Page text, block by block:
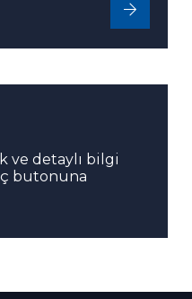
ve detaylı bilgi
butonuna